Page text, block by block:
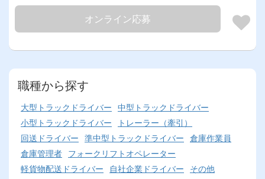
オンライン応募
職種から探す
大型トラックドライバー 中型トラックドライバー
小型トラックドライバー
トレーラー（牽引）
回送ドライバー 準中型トラックドライバー 倉庫作業員
倉庫管理者 フォークリフトオペレーター
軽貨物配送ドライバー
自社企業ドライバー その他